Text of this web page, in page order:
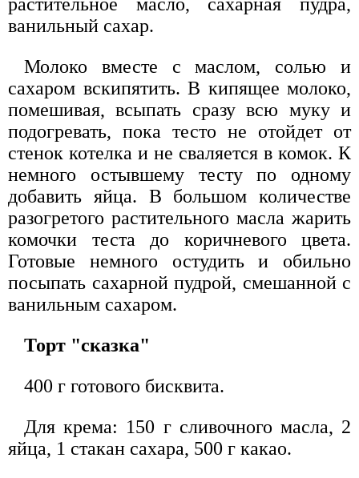
ванильный сахар.
Молоко вместе с маслом, солью и
сахаром вскипятить. В кипящее молоко,
помешивая, всыпать сразу всю муку и
подогревать, пока тесто не отойдет от
стенок котелка и не сваляется в комок. К
немного остывшему тесту по одному
добавить яйца. В большом количестве
разогретого растительного масла жарить
комочки теста до коричневого цвета.
Готовые немного остудить и обильно
посыпать сахарной пудрой, смешанной с
ванильным сахаром.
Торт "сказка"
400 г готового бисквита.
Для крема: 150 г сливочного масла, 2
яйца, 1 стакан сахара, 500 г какао.